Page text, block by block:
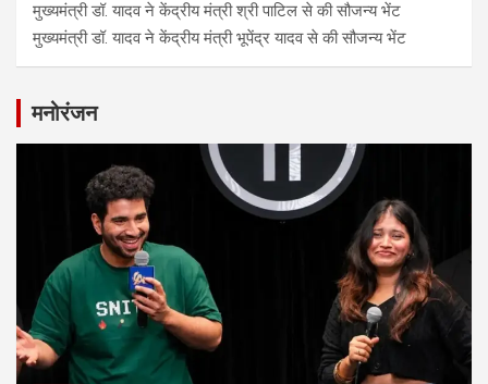
मुख्यमंत्री डॉ. यादव ने केंद्रीय मंत्री श्री पाटिल से की सौजन्य भेंट
मुख्यमंत्री डॉ. यादव ने केंद्रीय मंत्री भूपेंद्र यादव से की सौजन्य भेंट
मनोरंजन